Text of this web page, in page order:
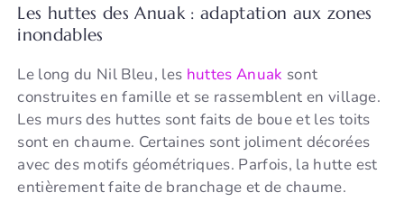
Les huttes des Anuak : adaptation aux zones
inondables
Le long du Nil Bleu, les huttes Anuak sont
construites en famille et se rassemblent en village.
Les murs des huttes sont faits de boue et les toits
sont en chaume. Certaines sont joliment décorées
avec des motifs géométriques. Parfois, la hutte est
entièrement faite de branchage et de chaume.